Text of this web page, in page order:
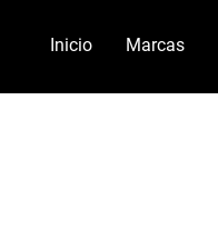
Inicio Marcas